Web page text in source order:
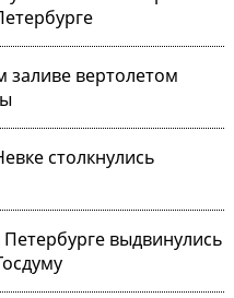
заливе вертолетом
столкнулись
выдвинулись